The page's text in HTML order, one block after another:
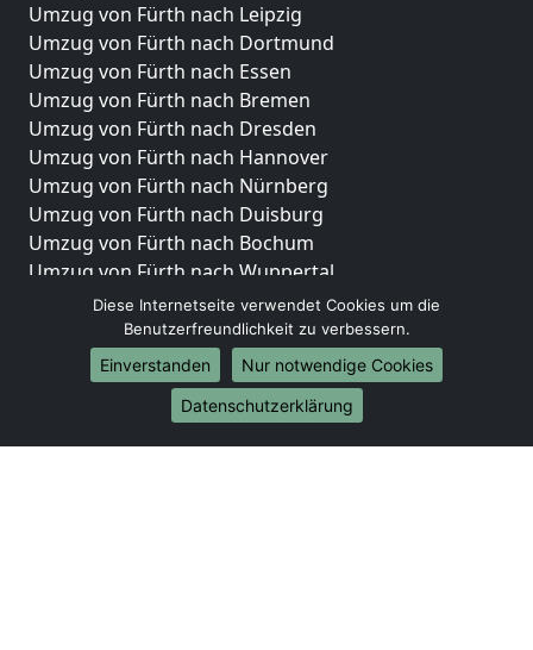
Umzug von Fürth nach Leipzig
Umzug von Fürth nach Dortmund
Umzug von Fürth nach Essen
Umzug von Fürth nach Bremen
Umzug von Fürth nach Dresden
Umzug von Fürth nach Hannover
Umzug von Fürth nach Nürnberg
Umzug von Fürth nach Duisburg
Umzug von Fürth nach Bochum
Umzug von Fürth nach Wuppertal
Umzug von Fürth nach Bielefeld
Umzug von Fürth nach Bonn
Umzug von Fürth nach Münster
Internationale-Umzüge
Umzug von Fürth nach Brasilien
Diese Internetseite verwendet Cookies um die
Benutzerfreundlichkeit zu verbessern.
Einverstanden
Nur notwendige Cookies
Datenschutzerklärung